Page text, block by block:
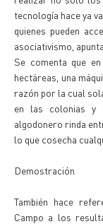
tecnología hace ya
quienes pueden
asociativismo,
Se comenta que
hectáreas, una
razón por la cual
en las colonias y
algodonero rinda
lo que cosecha
Demostración
También hace
Campo a los